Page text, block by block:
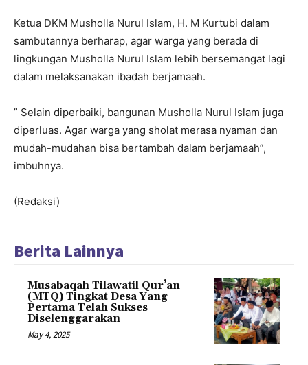
Ketua DKM Musholla Nurul Islam, H. M Kurtubi dalam
sambutannya berharap, agar warga yang berada di
lingkungan Musholla Nurul Islam lebih bersemangat lagi
dalam melaksanakan ibadah berjamaah.
” Selain diperbaiki, bangunan Musholla Nurul Islam juga
diperluas. Agar warga yang sholat merasa nyaman dan
mudah-mudahan bisa bertambah dalam berjamaah”,
imbuhnya.
(Redaksi)
Berita Lainnya
Musabaqah Tilawatil Qur’an
(MTQ) Tingkat Desa Yang
Pertama Telah Sukses
Diselenggarakan
May 4, 2025